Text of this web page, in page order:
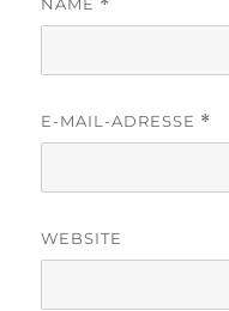
*
E-MAIL-ADRESSE *
WEBSITE